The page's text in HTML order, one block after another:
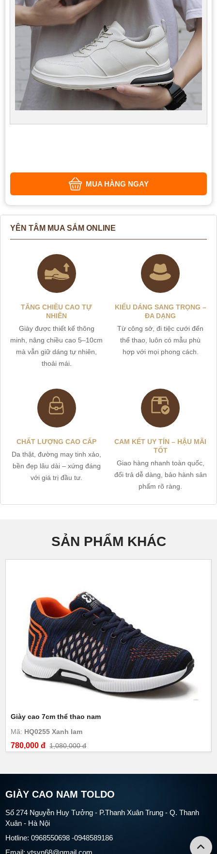
MUA HÀNG NGAY
YÊN TÂM MUA SẮM ONLINE
TĂNG CHIỀU CAO TỰ
NHIÊN
Giày được thiết kế thông
minh, nâng chiều cao 5–10cm
mà vẫn giữ dáng tự nhiên,
thoải mái.
KIỂU DÁNG SANG TRỌNG –
ĐA DẠNG
Từ công sở, đi tiệc cưới đến
thể thao, luôn có mẫu phù
hợp với mọi phong cách.
CHẤT LƯỢNG CAO CẤP
Da thật, đường may tinh xảo,
bền đẹp lâu dài – xứng đáng
với giá trị đầu tư.
CAM KẾT UY TÍN – HẬU MÃI
TỐT
Giao hàng nhanh toàn quốc,
đổi trả dễ dàng, bảo hành sản
phẩm rõ ràng.
SẢN PHẨM KHÁC
Giày cao 7cm thể thao nam
Mã: HQ0255 Xanh lam
780,000 đ 1,080,000 đ
GIÀY CAO NAM TOLDO
Số 274 Nguyễn Huy Tưởng - P.Thanh Xuân Trung - Q. Thanh
Xuân - Hà Nội
Hotline: 0968550698 -0948589186
Email: vtsvn68@gmail.com